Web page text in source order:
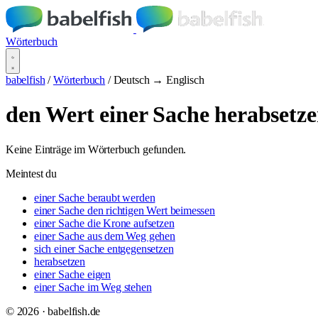
Wörterbuch
babelfish / Wörterbuch / Deutsch → Englisch
den Wert einer Sache
Keine Einträge im Wörterbuch gefunden.
Meintest du
einer Sache beraubt werden
einer Sache den richtigen Wert beimessen
einer Sache die Krone aufsetzen
einer Sache aus dem Weg gehen
sich einer Sache entgegensetzen
herabsetzen
einer Sache eigen
einer Sache im Weg stehen
© 2026 · babelfish.de